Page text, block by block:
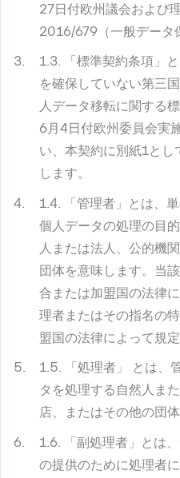
27日付欧州議会および
2016/679（一般データ
1.3. 「 標準契約条項 」
を確保していない第三
人データ移転に関する
6月4日付欧州委員会実
い、本契約に別紙1と
します。
1.4. 「管理者 」とは、
個人データの処理の目
人または法人、公的機
団体を意味します。当
合または加盟国の法律
理者またはその指名の
盟国の法律によって規
1.5. 「処理者」
とは、
タを処理する自然人ま
店、またはその他の団
1.6. 「副処理者 」とは
の提供のために処理者